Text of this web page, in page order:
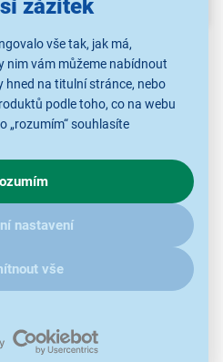
zážitek
vše tak, jak má,
nim vám můžeme nabídnout
hned na titulní stránce, nebo
podle toho, co na webu
„rozumím“ souhlasíte
cílených reklam. Pokud vás
a dalšími údaji pracujeme,
nastavení
vše
Fieldmann
hlavy